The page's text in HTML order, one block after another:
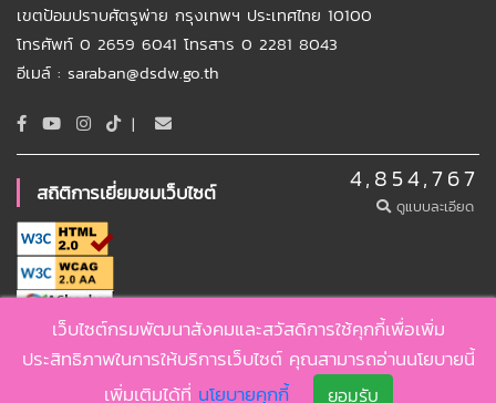
เขตป้อมปราบศัตรูพ่าย กรุงเทพฯ ประเทศไทย 10100
โทรศัพท์ 0 2659 6041 โทรสาร 0 2281 8043
อีเมล์ : saraban@dsdw.go.th
|
สถิติการเยี่ยมชมเว็บไซต์ 4,854,767
ดูแบบละเอียด
Copyright ©2026 , DSDW
นโยบายเว็บไซต์
นโยบายคุกกี้
นโยบายคุ้มครองข้อมูลส่วนบุคคล
เว็บไซต์กรมพัฒนาสังคมและสวัสดิการใช้คุกกี้เพื่อเพิ่ม
ประสิทธิภาพในการให้บริการเว็บไซต์ คุณสามารถอ่านนโยบายนี้
เพิ่มเติมได้ที่ นโยบายคุกกี้ ยอมรับ